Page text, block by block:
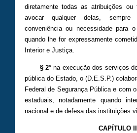
diretamente todas as atribuições ou
avocar qualquer delas,
conveniência ou necessidade para
quando lhe for expressamente
Interior e Justiça.
§ 2° na execução dos serviços
pública do Estado, o (D.E.S.P.)
Federal de Segurança Pública e com
estaduais, notadamente quando
nacional e de defesa das instituições
CAPÍTULO II